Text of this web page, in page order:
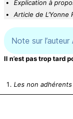
Explication à
Article de L’Yonne
Note sur
Il n’est pas trop tard
Les non